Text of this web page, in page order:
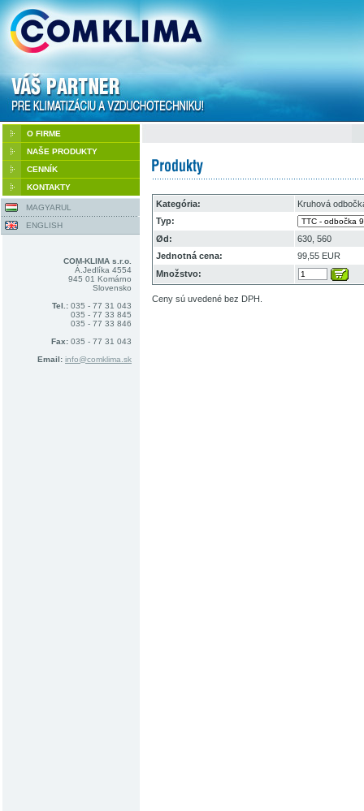
O FIRME
NAŠE PRODUKTY
CENNÍK
KONTAKTY
MAGYARUL
ENGLISH
COM-KLIMA s.r.o.
Á.Jedlíka 4554
945 01 Komárno
Slovensko
Tel.: 035 - 77 31 043
035 - 77 33 845
035 - 77 33 846
Fax: 035 - 77 31 043
Email: info@comklima.sk
Kategória:
Kruhová
Typ:
Ød:
630, 560
Jednotná cena:
99,55 EUR
Množstvo:
Ceny sú uvedené bez DPH.